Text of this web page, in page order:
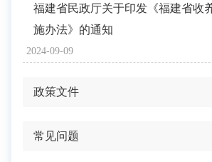
2024-09-09
福建省民政厅关于印发《福建省收
施办法》的通知
政策文件
常见问题